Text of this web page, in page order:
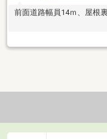
前面道路幅員14ｍ、屋根